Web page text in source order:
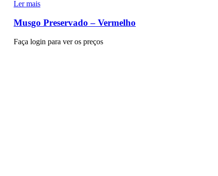
Ler mais
Musgo Preservado – Vermelho
Faça login para ver os preços